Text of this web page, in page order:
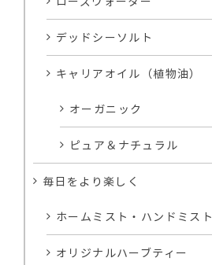
デッドシーソルト
キャリアオイル（植物油）
オーガニック
ピュア＆ナチュラル
毎日をより楽しく
ホームミスト・ハンドミスト
オリジナルハーブティー